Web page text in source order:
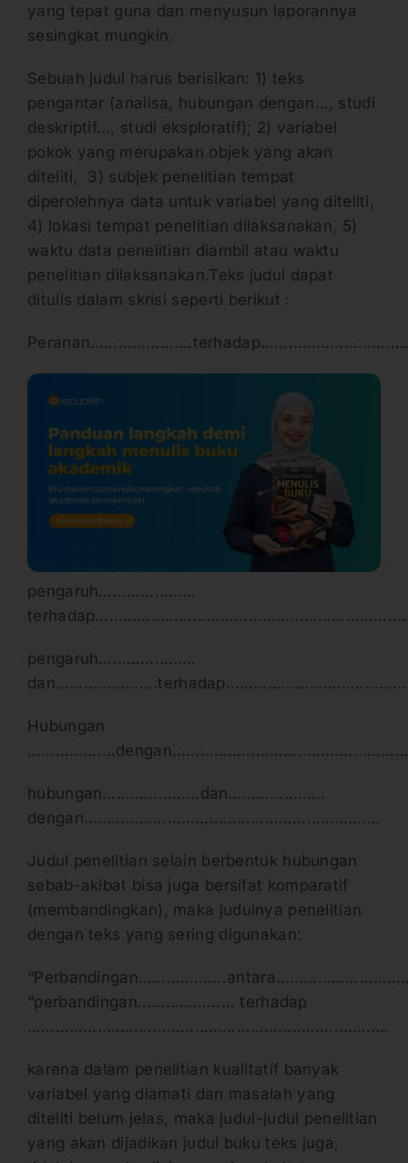
yang tepat guna dan menyusun laporannya
sesingkat mungkin.
Sebuah judul harus berisikan: 1) teks
pengantar (analisa, hubungan dengan…, studi
deskriptif…, studi eksploratif); 2) variabel
pokok yang merupakan objek yang akan
diteliti, 3) subjek penelitian tempat
diperolehnya data untuk variabel yang diteliti,
4) lokasi tempat penelitian dilaksanakan, 5)
waktu data penelitian diambil atau waktu
penelitian dilaksanakan.Teks judul dapat
ditulis dalam skrisi seperti berikut :
pengaruh…………………
pengaruh…………………
Hubungan
hubungan…………………dan…………………
dengan……………………………………………………….
Judul penelitian selain berbentuk hubungan
sebab-akibat bisa juga bersifat komparatif
(membandingkan), maka judulnya penelitian
dengan teks yang sering digunakan:
“perbandingan………………… terhadap
……………………………………………………………………
karena dalam penelitian kualitatif banyak
variabel yang diamati dan masalah yang
diteliti belum jelas, maka judul-judul penelitian
yang akan dijadikan judul buku teks juga,